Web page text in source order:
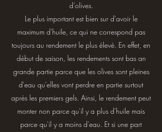
d'olives.
Le plus important est bien sur d'avoir le
maximum d'huile, ce qui ne correspond pas
toujours au rendement le plus élevé. En effet, en
début de saison, les rendements sont bas an
grande partie parce que les olives sont pleines
d'eau qu'elles vont perdre en partie surtout
après les premiers gels. Ainsi, le rendement peut
monter non parce qu'il y a plus d'huile mais
parce qu'il y a moins d'eau. Et si une part